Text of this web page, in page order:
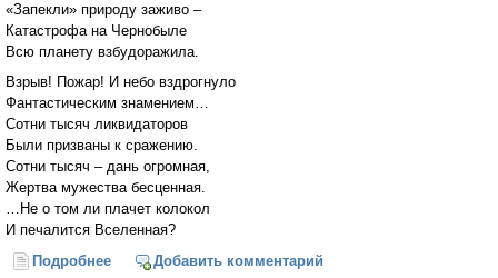
«Запекли» природу заживо –
Катастрофа на Чернобыле
Всю планету взбудоражила.
Взрыв! Пожар! И небо вздрогнуло
Фантастическим знамением…
Сотни тысяч ликвидаторов
Были призваны к сражению.
Сотни тысяч – дань огромная,
Жертва мужества бесценная.
…Не о том ли плачет колокол
И печалится Вселенная?
Подробнее о Колокол Чернобыля
Добавить комментарий